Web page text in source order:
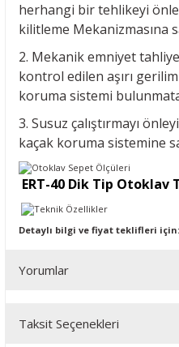
herhangi bir tehlikeyi
kilitleme Mekanizmasına
2. Mekanik emniyet
kontrol edilen aşırı
koruma sistemi
3. Susuz çalıştırmayı
kaçak koruma sistemine
ERT-40 Dik Tip
Detaylı bilgi ve fiyat teklifleri için:
Yorumlar
Taksit Seçenekleri